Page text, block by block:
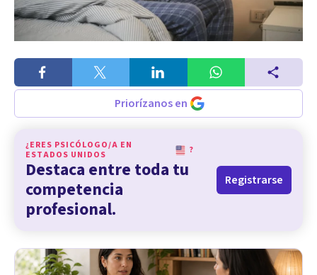
Priorízanos en
¿ERES PSICÓLOGO/A EN
ESTADOS UNIDOS
?
Destaca entre toda tu
competencia
profesional.
Registrarse